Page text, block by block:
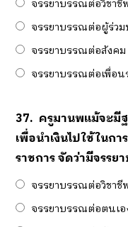
จรรยาบรรณต่อวิชาชีพ
จรรยาบรรณต่อผู้ร่วม
จรรยาบรรณต่อสังคม
จรรยาบรรณต่อเพื่อน
37. ครูมานพแม้จะมี
เพื่อนำเงินไปใช้ในก
ราชการ จัดว่ามีจรรย
จรรยาบรรณต่อวิชาชีพ
จรรยาบรรณต่อตนเอ